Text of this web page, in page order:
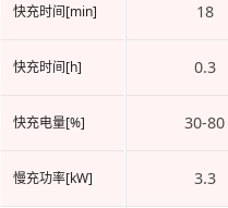
快充时间[min]
快充时间[h]
快充电量[%]
慢充功率[kW]
18
0.3
30-80
3.3